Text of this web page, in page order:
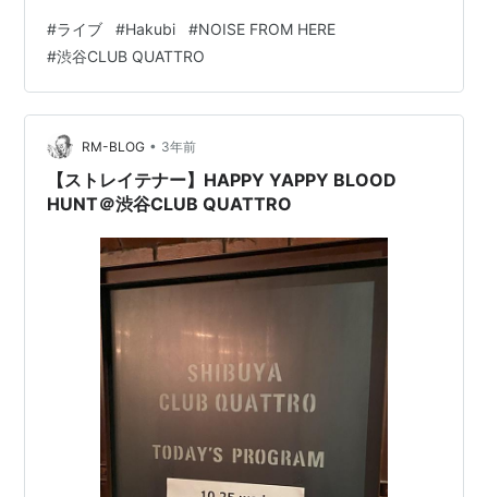
#ライブ #Hakubi #NOISE FROM HERE
#渋谷CLUB QUATTRO
RM-BLOG • 3年前
【ストレイテナー】HAPPY YAPPY BLOOD
HUNT＠渋谷CLUB QUATTRO